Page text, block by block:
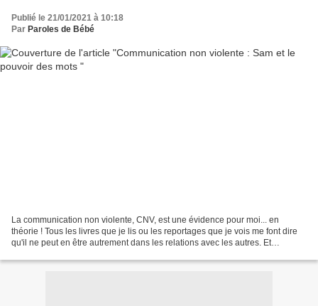
Publié le 21/01/2021 à 10:18
Par Paroles de Bébé
La communication non violente, CNV, est une évidence pour moi... en
théorie ! Tous les livres que je lis ou les reportages que je vois me font dire
qu'il ne peut en être autrement dans les relations avec les autres. Et